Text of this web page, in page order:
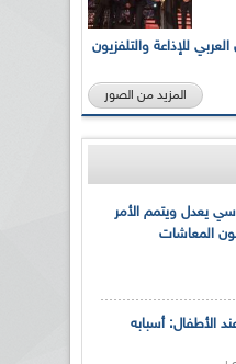
الـ21 للمهرجان العربي للإذاعة والتلفزيون
المزيد من الصور
يعدل ويتمم الأمر
المعاشات
الأطفال: أسبابه